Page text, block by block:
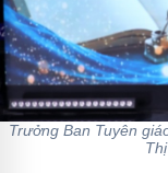
Trưởng Ban Tuyên